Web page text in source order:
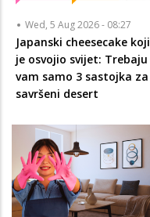
Wed, 5 Aug 2026 - 08:27
Japanski cheesecake koji
je osvojio svijet: Trebaju
vam samo 3 sastojka za
savršeni desert